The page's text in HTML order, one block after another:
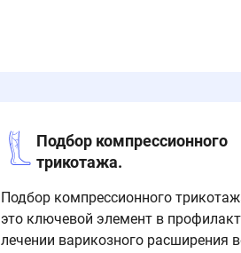
Подбор компрессионного
трикотажа.
Подбор компрессионного
это ключевой элемент в
лечении варикозного расширения